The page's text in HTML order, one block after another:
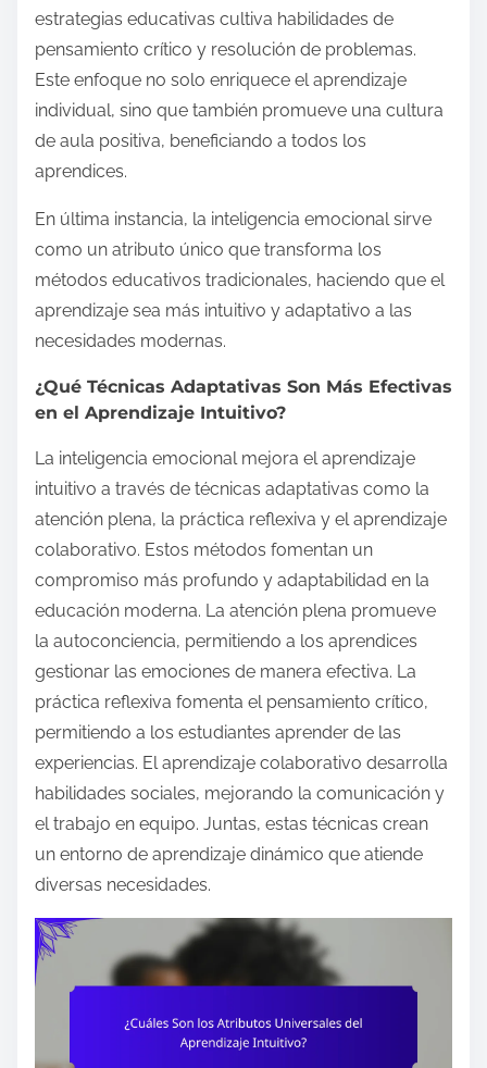
estrategias educativas cultiva habilidades de
pensamiento crítico y resolución de problemas.
Este enfoque no solo enriquece el aprendizaje
individual, sino que también promueve una cultura
de aula positiva, beneficiando a todos los
aprendices.
En última instancia, la inteligencia emocional sirve
como un atributo único que transforma los
métodos educativos tradicionales, haciendo que el
aprendizaje sea más intuitivo y adaptativo a las
necesidades modernas.
¿Qué Técnicas Adaptativas Son Más Efectivas
en el Aprendizaje Intuitivo?
La inteligencia emocional mejora el aprendizaje
intuitivo a través de técnicas adaptativas como la
atención plena, la práctica reflexiva y el aprendizaje
colaborativo. Estos métodos fomentan un
compromiso más profundo y adaptabilidad en la
educación moderna. La atención plena promueve
la autoconciencia, permitiendo a los aprendices
gestionar las emociones de manera efectiva. La
práctica reflexiva fomenta el pensamiento crítico,
permitiendo a los estudiantes aprender de las
experiencias. El aprendizaje colaborativo desarrolla
habilidades sociales, mejorando la comunicación y
el trabajo en equipo. Juntas, estas técnicas crean
un entorno de aprendizaje dinámico que atiende
diversas necesidades.